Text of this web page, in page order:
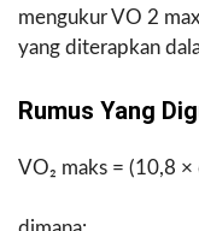
mengukur VO 2
yang diterapkan
Rumus Yang
VO₂ maks = (10,8